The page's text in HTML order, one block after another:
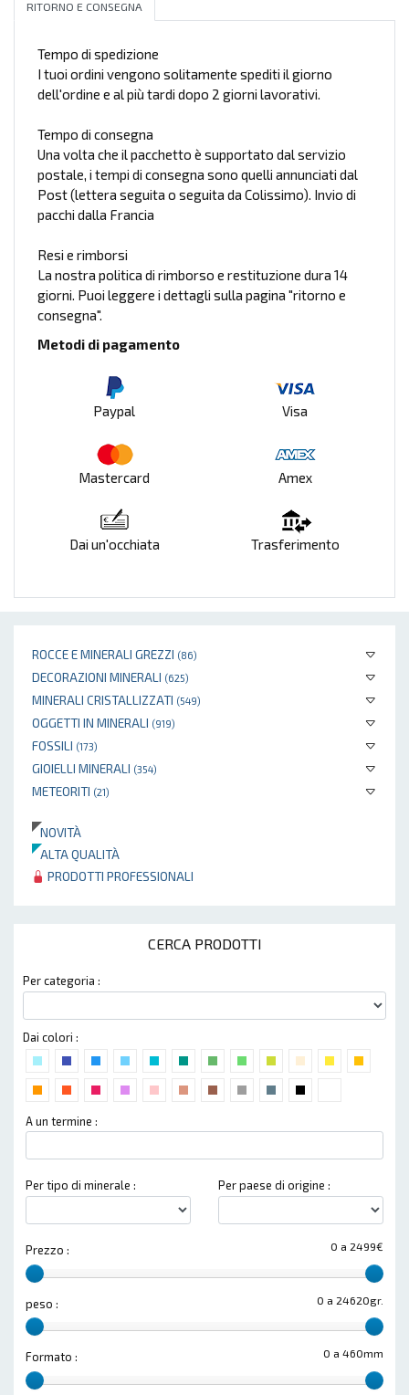
ROCCE E MINERALI GREZZI (86)
DECORAZIONI MINERALI (625)
MINERALI CRISTALLIZZATI (549)
OGGETTI IN MINERALI (919)
FOSSILI (173)
GIOIELLI MINERALI (354)
METEORITI (21)
NOVITÀ
ALTA QUALITÀ
PRODOTTI PROFESSIONALI
CERCA PRODOTTI
Per categoria :
Dai colori :
A un termine :
Per tipo di minerale : Per paese di origine :
0 a 2499€
Prezzo :
0 a 24620gr.
peso :
0 a 460mm
Formato :
RITORNO E CONSEGNA
Tempo di spedizione
I tuoi ordini vengono solitamente spediti il giorno
dell'ordine e al più tardi dopo 2 giorni lavorativi.
Tempo di consegna
Una volta che il pacchetto è supportato dal servizio
postale, i tempi di consegna sono quelli annunciati dal
Post (lettera seguita o seguita da Colissimo). Invio di
pacchi dalla Francia
Resi e rimborsi
La nostra politica di rimborso e restituzione dura 14
giorni. Puoi leggere i dettagli sulla pagina "ritorno e
consegna".
Metodi di pagamento
Paypal Visa
Mastercard Amex
Dai un'occhiata Trasferimento